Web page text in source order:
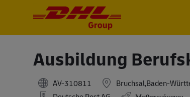
Ausbildung
AV-310811 Bruchsal,Baden-